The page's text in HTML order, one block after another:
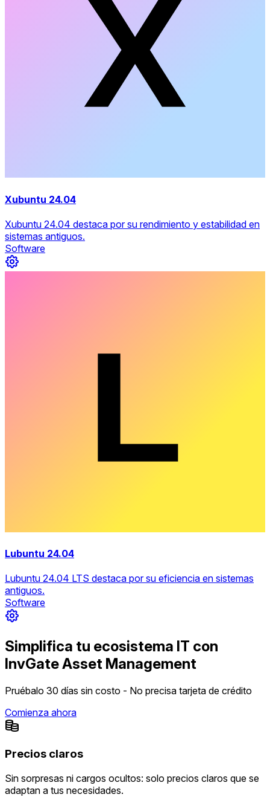
Xubuntu 24.04
Xubuntu 24.04 destaca por su rendimiento y estabilidad en
sistemas antiguos.
Software
Lubuntu 24.04
Lubuntu 24.04 LTS destaca por su eficiencia en sistemas
antiguos.
Software
Simplifica tu ecosistema IT con
InvGate Asset Management
Pruébalo 30 días sin costo - No precisa tarjeta de crédito
Comienza ahora
Precios claros
Sin sorpresas ni cargos ocultos: solo precios claros que se
adaptan a tus necesidades.